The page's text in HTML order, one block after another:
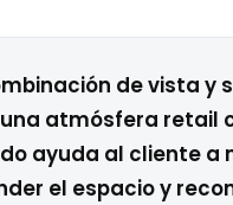
de vista y
atmósfera retail
ayuda al cliente a
el espacio y